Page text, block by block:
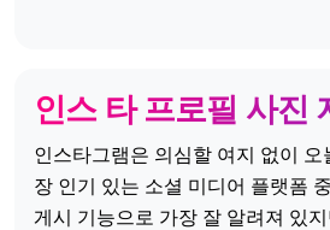
인스 타 프로필 사진
인스타그램은 의심할 여지 없이
장 인기 있는 소셜 미디어 플랫폼
게시 기능으로 가장 잘 알려져 있